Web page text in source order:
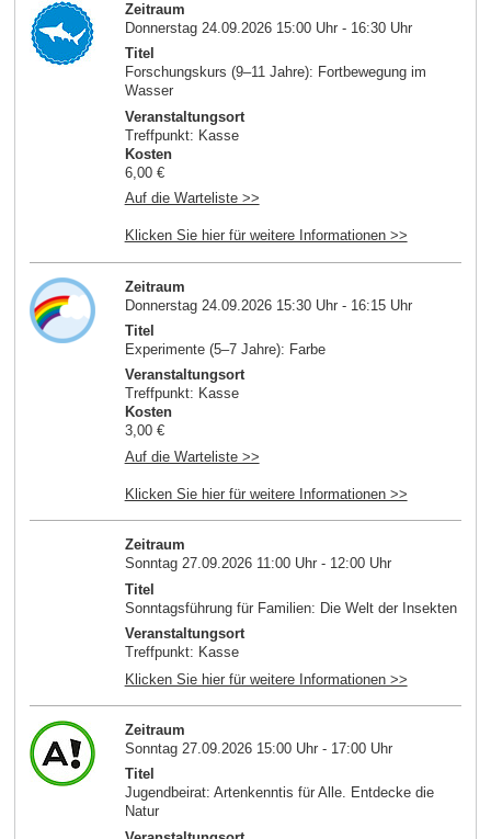
Zeitraum
Donnerstag 24.09.2026 15:00 Uhr - 16:30 Uhr
Titel
Forschungskurs (9–11 Jahre): Fortbewegung im
Wasser
Veranstaltungsort
Treffpunkt: Kasse
Kosten
6,00 €
Auf die Warteliste >>
Klicken Sie hier für weitere Informationen >>
Zeitraum
Donnerstag 24.09.2026 15:30 Uhr - 16:15 Uhr
Titel
Experimente (5–7 Jahre): Farbe
Veranstaltungsort
Treffpunkt: Kasse
Kosten
3,00 €
Auf die Warteliste >>
Klicken Sie hier für weitere Informationen >>
Zeitraum
Sonntag 27.09.2026 11:00 Uhr - 12:00 Uhr
Titel
Sonntagsführung für Familien: Die Welt der Insekten
Veranstaltungsort
Treffpunkt: Kasse
Klicken Sie hier für weitere Informationen >>
Zeitraum
Sonntag 27.09.2026 15:00 Uhr - 17:00 Uhr
Titel
Jugendbeirat: Artenkenntis für Alle. Entdecke die
Natur